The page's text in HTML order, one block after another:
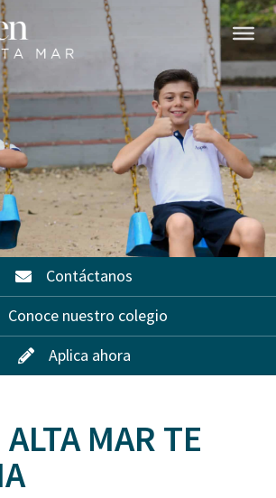
Contáctanos
Conoce nuestro colegio
Aplica ahora
MAR TE